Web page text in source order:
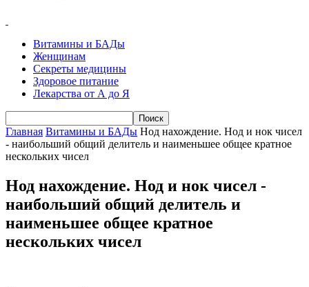
Витамины и БАДы
Женщинам
Секреты медицины
Здоровое питание
Лекарства от А до Я
Главная Витамины и БАДы Нод нахождение. Нод и нок чисел
- наибольший общий делитель и наименьшее общее кратное
нескольких чисел
Нод нахождение. Нод и нок чисел -
наибольший общий делитель и
наименьшее общее кратное
нескольких чисел